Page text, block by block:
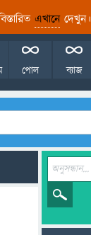
এখানেদেখুন।
ব্যাজ
পোল